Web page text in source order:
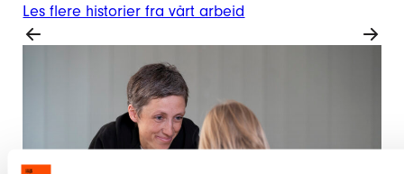
Les flere historier fra vårt arbeid